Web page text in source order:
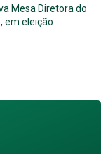
Mesa Diretora do
em eleição